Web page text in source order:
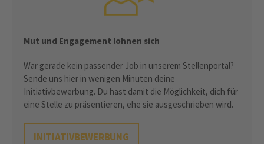
Mut und Engagement lohnen sich
War gerade kein passender Job in unserem Stellenportal?
Sende uns hier in wenigen Minuten deine
Initiativbewerbung. Du hast damit die Möglichkeit, dich für
eine Stelle zu präsentieren, ehe sie ausgeschrieben wird.
INITIATIVBEWERBUNG